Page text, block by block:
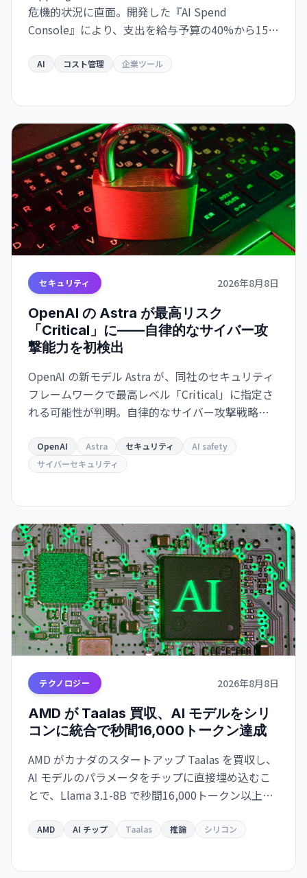
危機的状況に直面。開発した『AI Spend
Console』により、支出を給与予算の40%から15%
た。
AI コスト管理 企業ツール
セキュリティ 2026年8月8日
OpenAI の Astra が最高リスク
「Critical」に——自律的なサイバー攻
撃能力を初検出
OpenAI の新モデル Astra が、同社のセキュリティ
フレームワークで最高レベル「Critical」に指定さ
れる可能性が判明。自律的なサイバー攻撃戦略の
部が一時停止されました。
OpenAI Astra セキュリティ
AI safety
サイバーセキュリティ
テクノロジー 2026年8月8日
AMD が Taalas 買収、AI モデルをシリ
コンに統合で秒間16,000トークン達成
AMD がカナダのスタートアップ Taalas を買収し、
AI モデルのパラメータをチップに直接埋め込むこ
とで、Llama 3.1-8B で秒間16,000トークン以上の
推論チップの開発競争が激化しています。
AMD AI チップ Taalas 推論 シリコン